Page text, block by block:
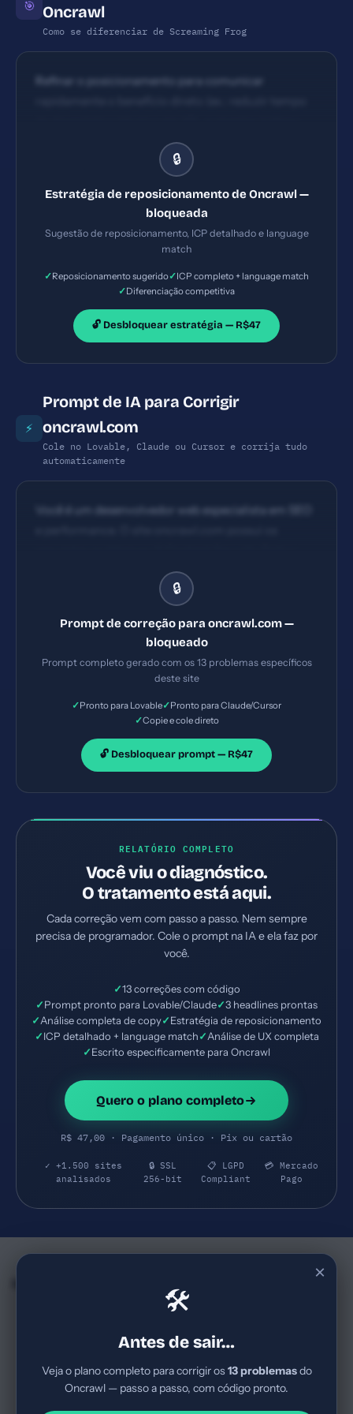
🎯 Oncrawl
Como se diferenciar de Screaming Frog
Refinar o posicionamento para comunicar
orgânico em Y%) e destacar casos de sucesso com
🔒
Estratégia de reposicionamento de Oncrawl —
bloqueada
Sugestão de reposicionamento, ICP detalhado e language
match
✓Reposicionamento sugerido✓ICP completo + language match
✓Diferenciação competitiva
🔓 Desbloquear estratégia — R$47
⚡
Prompt de IA para Corrigir
oncrawl.com
Cole no Lovable, Claude ou Cursor e corrija tudo
automaticamente
Você é um desenvolvedor web especialista em SEO
ausente 2) Referrer-Policy ausente 3) Permissions-
Policy ausente 4) Meta description com 252
correções listadas, gerando os arquivos necessários
e configurações de servidor. Priorize as correções
🔒
Prompt de correção para oncrawl.com —
bloqueado
Prompt completo gerado com os 13 problemas específicos
deste site
✓Pronto para Lovable✓Pronto para Claude/Cursor
✓Copie e cole direto
🔓 Desbloquear prompt — R$47
RELATÓRIO COMPLETO
Você viu o diagnóstico.
O tratamento está aqui.
Cada correção vem com passo a passo. Nem sempre
precisa de programador. Cole o prompt na IA e ela faz por
você.
✓13 correções com código
✓Prompt pronto para Lovable/Claude✓3 headlines prontas
✓Análise completa de copy✓Estratégia de reposicionamento
✓ICP detalhado + language match✓Análise de UX completa
✓Escrito especificamente para Oncrawl
Quero o plano completo
R$ 47,00 · Pagamento único · Pix ou cartão
✓ +1.500 sites
analisados
🔒 SSL
256-bit
📋 LGPD
Compliant
💳 Mercado
Pago
×
🛠
Antes de sair…
Veja o plano completo para corrigir os13 problemasdo
Oncrawl — passo a passo, com código pronto.
SaaS B2B de Marketing Tech
e equipes). Público-alvo
corporativo com foco em ROI e
Empresa brasileira/global de
em marketing digital, com foco
em AEO/SEO e IA. Likely ticket